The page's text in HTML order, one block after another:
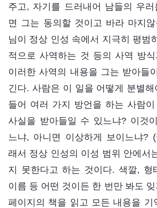
주고, 자기를 드러내어 남들의 우
면 그는 동의할 것이고 바라 마지
님이 정상 인성 속에서 지극히 평범
적으로 사역하는 것 등의 사역 방
이러한 사역의 내용을 그는 받아들
긴다. 사람은 이 일을 어떻게 분별
들어 여러 가지 방언을 하는 사람
사실을 받아들일 수 있느냐? 이것
느냐, 아니면 이상하게 보이느냐?
래서 정상 인성의 이성 범위 안에서
지 못한다고 하는 것이다. 색깔, 형
이름 등 어떤 것이든 한 번만 봐도
페이지의 책을 읽고 모든 내용을 기